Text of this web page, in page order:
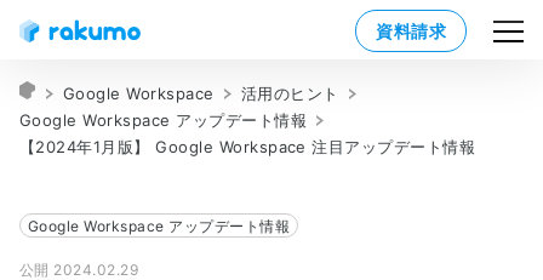
資料請求
Google Workspace
活用のヒント
Google Workspace アップデート情報
【2024年1月版】 Google Workspace 注目アップデート情報
Google Workspace アップデート情報
公開 2024.02.29